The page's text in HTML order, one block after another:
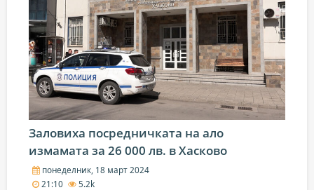
Заловиха посредничката на ало
измамата за 26 000 лв. в Хасково
понеделник, 18 март 2024
21:10
5.2k